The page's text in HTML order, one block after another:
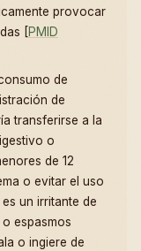
provocar
[PMID
de
de
transferirse a la
o
de 12
o evitar el uso
un irritante de
espasmos
o ingiere de